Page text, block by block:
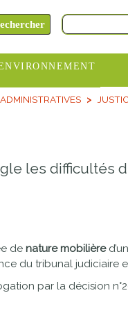
Horaires
incitativeles difficultés
de nature mobilière
du tribunal judiciaire
par la décision